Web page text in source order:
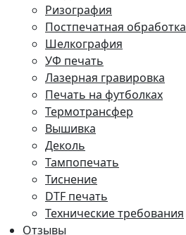
Ризография
Постпечатная обработка
Шелкография
УФ печать
Лазерная гравировка
Печать на футболках
Термотрансфер
Вышивка
Деколь
Тампопечать
Тиснение
DTF печать
Технические требования
Отзывы